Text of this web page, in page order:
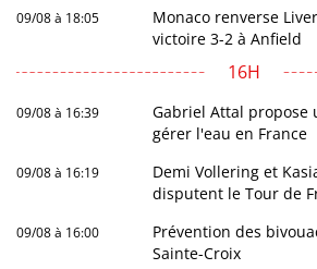
09/08 à 18:05
Monaco renverse
victoire 3-2 à Anfield
16H
09/08 à 16:39
Gabriel Attal propose
gérer l'eau en France
09/08 à 16:19
Demi Vollering et
disputent le Tour de
09/08 à 16:00
Prévention des
Sainte-Croix